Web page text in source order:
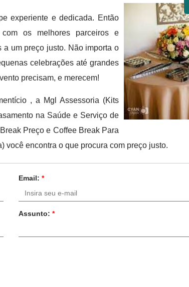
experiente e dedicada. Então
os melhores parceiros e
um preço justo. Não importa o
celebrações até grandes
precisam, e merecem!
, a Mgl Assessoria (Kits
na Saúde e Serviço de
Preço e Coffee Break Para
você encontra o que procura com preço justo.
Email: *
Assunto: *